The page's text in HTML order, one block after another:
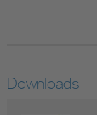
Downloads